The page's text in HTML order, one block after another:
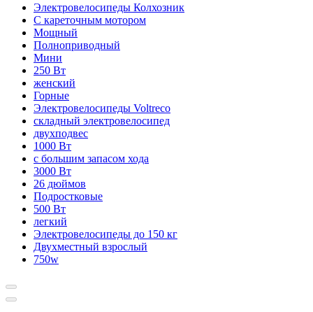
Электровелосипеды Колхозник
С кареточным мотором
Мощный
Полноприводный
Мини
250 Вт
женский
Горные
Электровелосипеды Voltreco
складный электровелосипед
двухподвес
1000 Вт
с большим запасом хода
3000 Вт
26 дюймов
Подростковые
500 Вт
легкий
Электровелосипеды до 150 кг
Двухместный взрослый
750w